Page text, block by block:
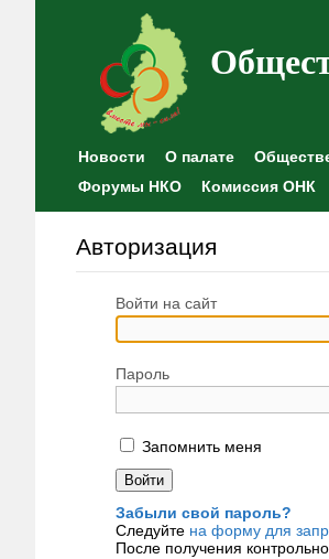
Новости О палате
Форумы НКО
Комиссия ОНК
Авторизация
Войти на сайт
Пароль
Запомнить меня
Забыли свой пароль?
Следуйте на форму для
После получения